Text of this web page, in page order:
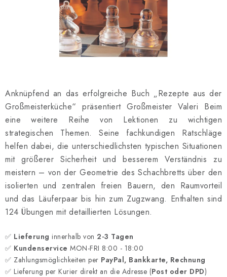
SCHACH-MERCH
SCHACH GESCHENKE
KONTAKT
Kontakt FAQ Über uns
Schachblog
Geschäftsbedingungen
Anknüpfend an das erfolgreiche Buch „Rezepte aus der
Großmeisterküche“ präsentiert Großmeister Valeri Beim
eine weitere Reihe von Lektionen zu wichtigen
strategischen Themen. Seine fachkundigen Ratschläge
helfen dabei, die unterschiedlichsten typischen Situationen
mit größerer Sicherheit und besserem Verständnis zu
meistern – von der Geometrie des Schachbretts über den
isolierten und zentralen freien Bauern, den Raumvorteil
und das Läuferpaar bis hin zum Zugzwang. Enthalten sind
124 Übungen mit detaillierten Lösungen.
✅ Lieferung innerhalb von 2-3 Tagen
✅ Kundenservice MON-FRI 8:00 - 18:00
✅ Zahlungsmöglichkeiten per PayPal, Bankkarte, Rechnung
✅ Lieferung per Kurier direkt an die Adresse (Post oder DPD)